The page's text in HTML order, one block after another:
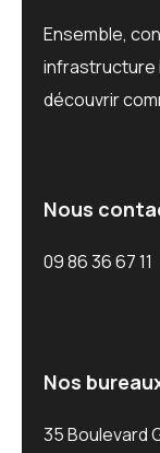
Ensemble,
infrastructure
découvrir
Nous
09 86 36 67 11
Nos
35 Boulevard